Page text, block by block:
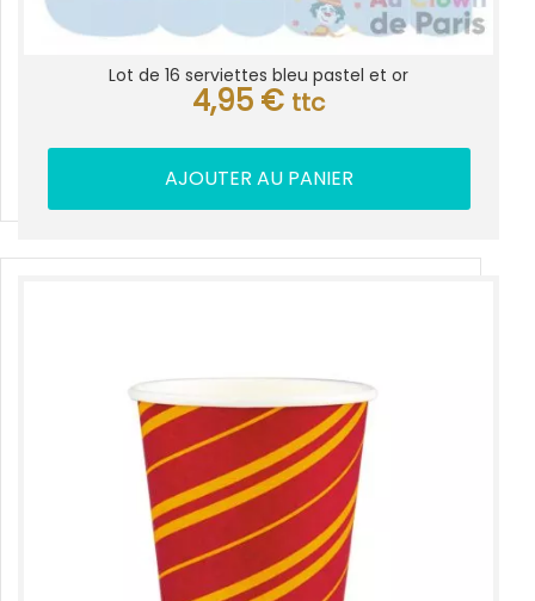
Lot de 16 serviettes bleu pastel et or
4,95 € ttc
AJOUTER AU PANIER